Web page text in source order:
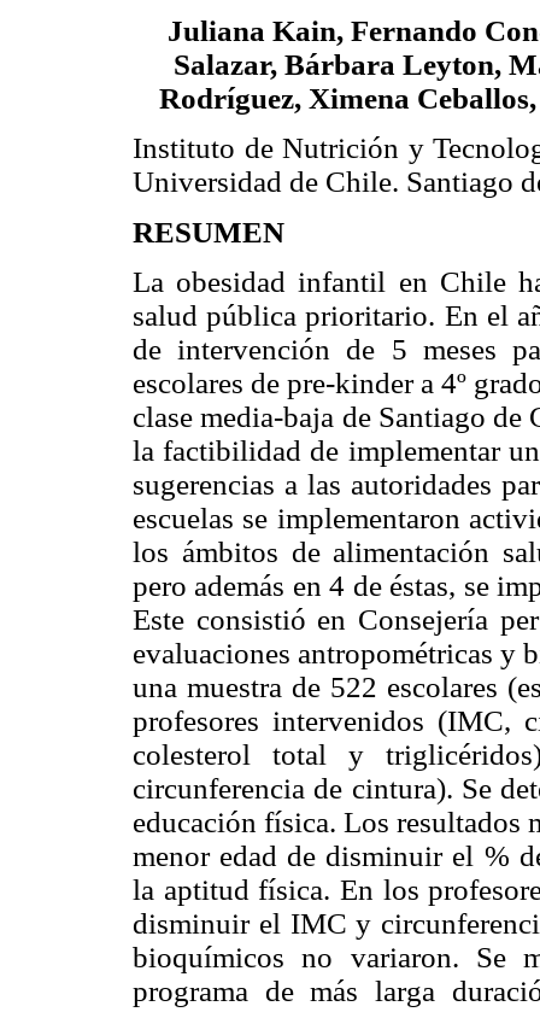
Juliana Kain, Fernando
Salazar, Bárbara Leyton,
Rodríguez, Ximena
Instituto de Nutrición y
Universidad de Chile. Santiago
RESUMEN
La obesidad infantil en Chile
salud pública prioritario. En el
de intervención de 5 meses
escolares de pre-kinder a 4º
clase media-baja de Santiago
la factibilidad de implementar
sugerencias a las autoridades
escuelas se implementaron
los ámbitos de alimentación
pero además en 4 de éstas, se
Este consistió en Consejería
evaluaciones antropométricas y
una muestra de 522 escolares
profesores intervenidos (IMC,
colesterol total y
circunferencia de cintura). Se
educación física. Los resultados
menor edad de disminuir el %
la aptitud física. En los
disminuir el IMC y
bioquímicos no variaron. Se
programa de más larga